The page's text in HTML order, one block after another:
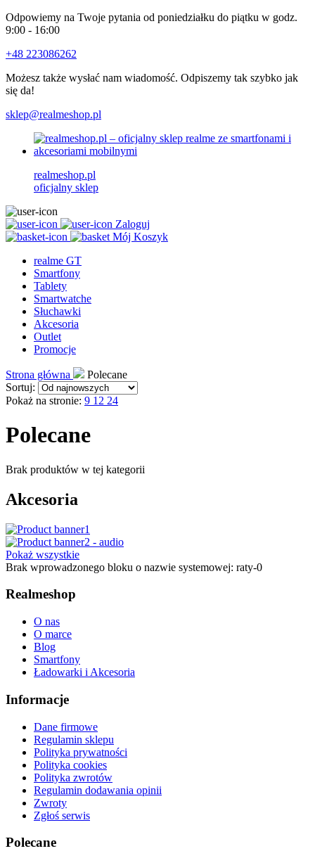
Odpowiemy na Twoje pytania od poniedziałku do piątku w godz.
9:00 - 16:00
+48 223086262
Możesz także wysłać nam wiadomość. Odpiszemy tak szybko jak
się da!
sklep@realmeshop.pl
realmeshop.pl
oficjalny sklep
Zaloguj
Mój Koszyk
realme GT
Smartfony
Tablety
Smartwatche
Słuchawki
Akcesoria
Outlet
Promocje
Strona główna
Polecane
Sortuj:
Pokaż na stronie: 9 12 24
Polecane
Brak produktów w tej kategorii
Akcesoria
Pokaż wszystkie
Brak wprowadzonego bloku o nazwie systemowej: raty-0
Realmeshop
O nas
O marce
Blog
Smartfony
Ładowarki i Akcesoria
Informacje
Dane firmowe
Regulamin sklepu
Polityka prywatności
Polityka cookies
Polityka zwrotów
Regulamin dodawania opinii
Zwroty
Zgłoś serwis
Polecane